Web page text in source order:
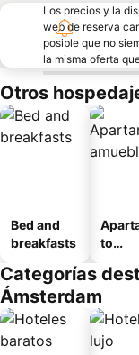
Los precios y la
web de reserva
posible que no
la misma oferta
Otros
Bed and
breakfasts
to
o
Categorías
Ámsterdam